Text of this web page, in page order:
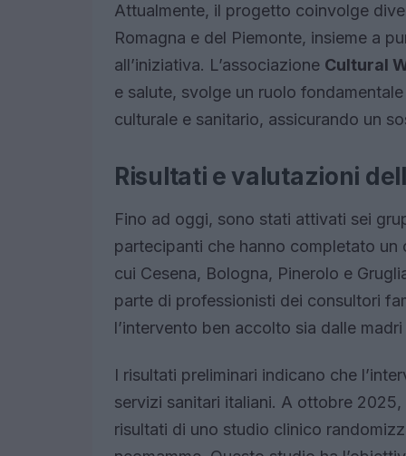
Attualmente, il progetto coinvolge
Romagna e del Piemonte, insieme a
all’iniziativa. L’associazione Cultural
e salute, svolge un ruolo
culturale e sanitario, assicurando un
Risultati e valutazioni
Fino ad oggi, sono stati attivati sei
partecipanti che hanno completato
cui Cesena, Bologna, Pinerolo e
parte di professionisti dei consultori
l’intervento ben accolto sia dalle
I risultati preliminari indicano che
servizi sanitari italiani. A ottobre 2025,
risultati di uno studio clinico